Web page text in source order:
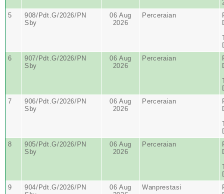
5
908/Pdt.G/2026/PN
Sby
06 Aug
2026
Perceraian
6
907/Pdt.G/2026/PN
Sby
06 Aug
2026
Perceraian
7
906/Pdt.G/2026/PN
Sby
06 Aug
2026
Perceraian
8
905/Pdt.G/2026/PN
Sby
06 Aug
2026
Perceraian
9
904/Pdt.G/2026/PN
06 Aug
Wanprestasi